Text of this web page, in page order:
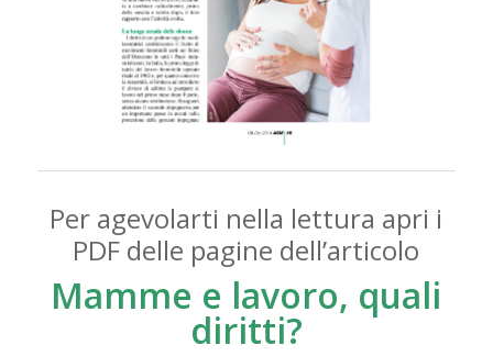
Per agevolarti nella lettura apri i
PDF delle pagine dell’articolo
Mamme e lavoro, quali
diritti?